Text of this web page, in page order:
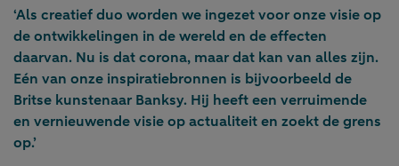
‘Als creatief duo worden we ingezet voor onze visie op
de ontwikkelingen in de wereld en de effecten
daarvan. Nu is dat corona, maar dat kan van alles zijn.
Eén van onze inspiratiebronnen is bijvoorbeeld de
Britse kunstenaar Banksy. Hij heeft een verruimende
en vernieuwende visie op actualiteit en zoekt de grens
op.’